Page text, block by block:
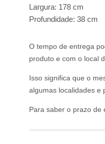
Largura: 178 cm
Profundidade: 38 cm
O tempo de entrega
produto e com o local
Isso significa que o
algumas localidades e
Para saber o prazo de